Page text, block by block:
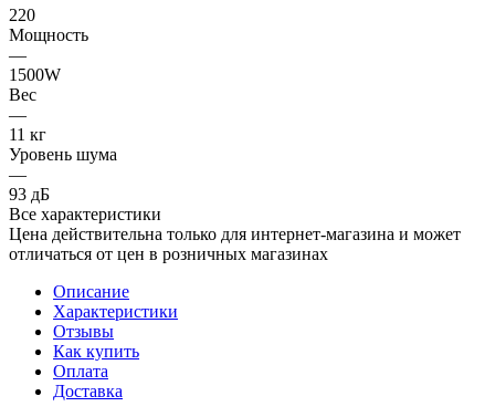
220
Мощность
—
1500W
Вес
—
11 кг
Уровень шума
—
93 дБ
Все характеристики
Цена действительна только для интернет-магазина и может
отличаться от цен в розничных магазинах
Описание
Характеристики
Отзывы
Как купить
Оплата
Доставка